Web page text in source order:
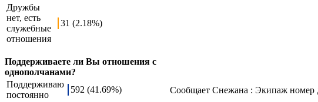
Дружбы
нет, есть
служебные
отношения
31 (2.18%)
Поддерживаете ли Вы отношения с
однополчанами?
Поддерживаю
постоянно
592 (41.69%)
Сообщает Снежана : Экипаж номер